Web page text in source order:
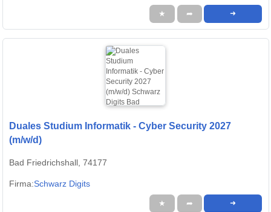
★ ➦ ➜
Duales Studium Informatik - Cyber Security 2027
(m/w/d)
Bad Friedrichshall, 74177
Firma:Schwarz Digits
★ ➦ ➜